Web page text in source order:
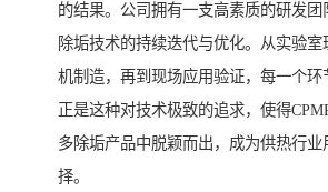
的结果。公司拥有一支高素质的研发团
除垢技术的持续迭代与优化。从实验
机制造，再到现场应用验证，每一个环
正是这种对技术极致的追求，使得
多除垢产品中脱颖而出，成为供热行业
择。